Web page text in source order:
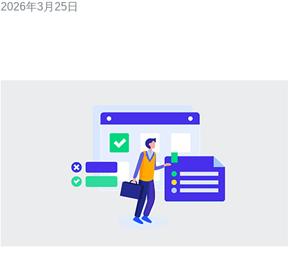
安全的数据库）、并通过CDN与DDoS防护保证数据和后
2026年3月25日